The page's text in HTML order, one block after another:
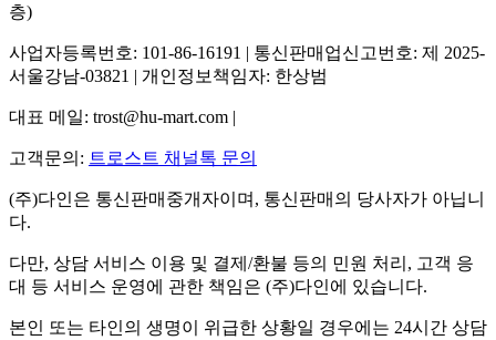
층)
사업자등록번호: 101-86-16191 | 통신판매업신고번호: 제 2025-
서울강남-03821 | 개인정보책임자: 한상범
대표 메일: trost@hu-mart.com |
고객문의: 트로스트 채널톡 문의
(주)다인은 통신판매중개자이며, 통신판매의 당사자가 아닙니
다.
다만, 상담 서비스 이용 및 결제/환불 등의 민원 처리, 고객 응
대 등 서비스 운영에 관한 책임은 (주)다인에 있습니다.
본인 또는 타인의 생명이 위급한 상황일 경우에는 24시간 상담